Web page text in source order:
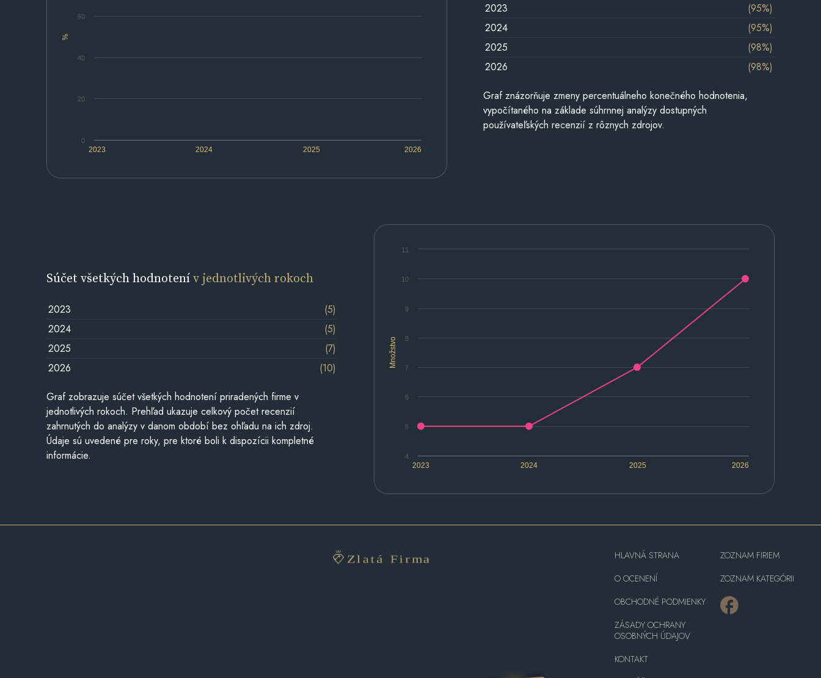
%
2023 2024 2025 2026
0
20
40
60
2023
(95%)
2024
(95%)
2025
(98%)
2026
(98%)
Graf znázorňuje zmeny percentuálneho konečného hodnotenia,
vypočítaného na základe súhrnnej analýzy dostupných
používateľských recenzií z rôznych zdrojov.
Množstvo
2023 2024 2025 2026
4
5
6
7
8
9
10
11
Súčet všetkých hodnotenív jednotlivých rokoch
2023
(5)
2024
(5)
2025
(7)
2026
(10)
Graf zobrazuje súčet všetkých hodnotení priradených firme v
jednotlivých rokoch. Prehľad ukazuje celkový počet recenzií
zahrnutých do analýzy v danom období bez ohľadu na ich zdroj.
Údaje sú uvedené pre roky, pre ktoré boli k dispozícii kompletné
informácie.
HLAVNÁ STRANA
O OCENENÍ
OBCHODNÉ PODMIENKY
ZÁSADY OCHRANY
OSOBNÝCH ÚDAJOV
KONTAKT
ZOZNAM FIRIEM
ZOZNAM KATEGÓRII